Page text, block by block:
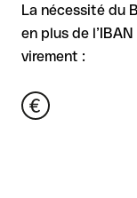
La nécessité du
en plus de
virement :